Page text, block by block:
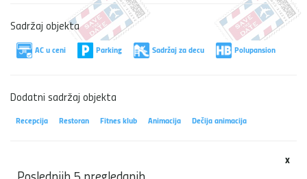
Sadržaj objekta
AC u ceni Parking Sadržaj za decu Polupansion
Dodatni sadržaj objekta
Recepcija Restoran Fitnes klub Animacija Dečija animacija
x